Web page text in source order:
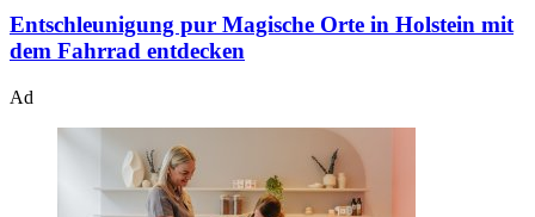
Entschleunigung pur Magische Orte in Holstein mit
dem Fahrrad entdecken
Ad